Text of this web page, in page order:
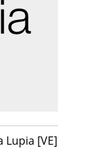
Lupia [VE]